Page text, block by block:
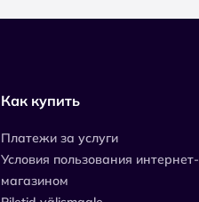
Как купить
Платежи за услуги
Условия пользования интернет-
магазином